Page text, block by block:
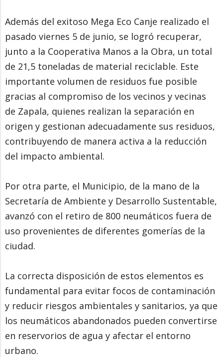
Además del exitoso Mega Eco Canje realizado el
pasado viernes 5 de junio, se logró recuperar,
junto a la Cooperativa Manos a la Obra, un total
de 21,5 toneladas de material reciclable. Este
importante volumen de residuos fue posible
gracias al compromiso de los vecinos y vecinas
de Zapala, quienes realizan la separación en
origen y gestionan adecuadamente sus residuos,
contribuyendo de manera activa a la reducción
del impacto ambiental.
Por otra parte, el Municipio, de la mano de la
Secretaría de Ambiente y Desarrollo Sustentable,
avanzó con el retiro de 800 neumáticos fuera de
uso provenientes de diferentes gomerías de la
ciudad.
La correcta disposición de estos elementos es
fundamental para evitar focos de contaminación
y reducir riesgos ambientales y sanitarios, ya que
los neumáticos abandonados pueden convertirse
en reservorios de agua y afectar el entorno
urbano.